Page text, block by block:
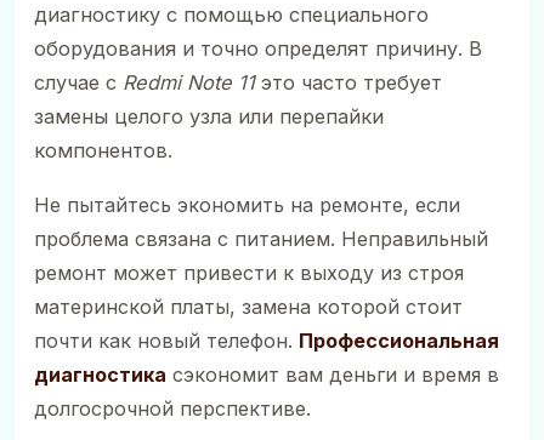
диагностику с помощью специального
оборудования и точно определят причину. В
случае с Redmi Note 11это часто требует
замены целого узла или перепайки
компонентов.
Не пытайтесь экономить на ремонте, если
проблема связана с питанием. Неправильный
ремонт может привести к выходу из строя
материнской платы, замена которой стоит
почти как новый телефон. Профессиональная
диагностика сэкономит вам деньги и время в
долгосрочной перспективе.